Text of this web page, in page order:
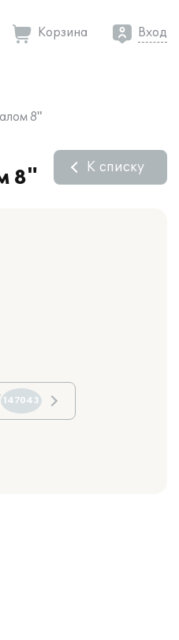
Корзина Вход
8"
8"
К списку
147043